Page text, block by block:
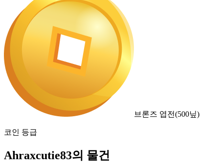
브론즈 엽전(500닢)
코인 등급
Ahraxcutie83의 물건